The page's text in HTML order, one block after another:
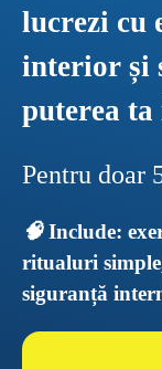
lucrezi cu
interior și
puterea
Pentru doar
🧠 Include:
ritualuri
siguranță